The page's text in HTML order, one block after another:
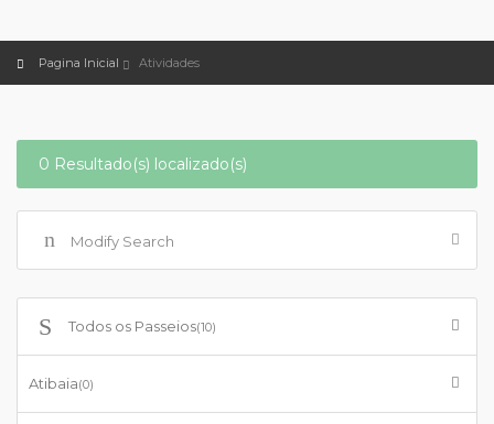
Pagina Inicial Atividades
0 Resultado(s) localizado(s)
Modify Search
Todos os Passeios(10)
Atibaia(0)